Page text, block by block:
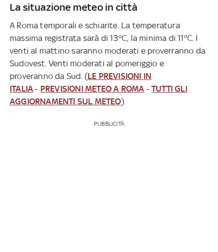
La situazione meteo in città
A Roma temporali e schiarite. La temperatura
massima registrata sarà di 13°C, la minima di 11°C. I
venti al mattino saranno moderati e proverranno da
Sudovest. Venti moderati al pomeriggio e
proveranno da Sud. (LE PREVISIONI IN
ITALIA - PREVISIONI METEO A ROMA -TUTTI GLI
AGGIORNAMENTI SUL METEO)
PUBBLICITÀ